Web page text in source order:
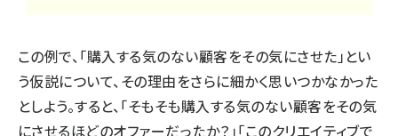
この例で、「購入する気のない顧客をその気にさせた」とい
う仮説について、その理由をさらに細かく思いつかなかった
としよう。すると、「そもそも購入する気のない顧客をその気
にさせるほどのオファーだったか？」「このクリエイティブで